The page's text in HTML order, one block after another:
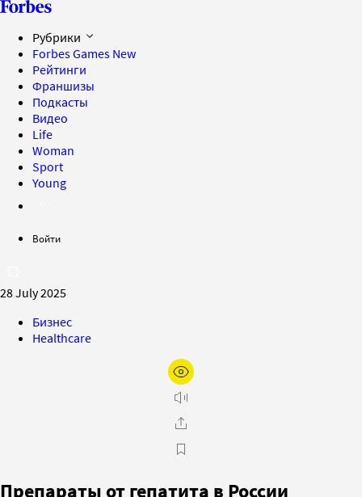
Рубрики
Forbes Games New
Рейтинги
Франшизы
Подкасты
Видео
Life
Woman
Sport
Young
Войти
28 July 2025
Бизнес
Healthcare
Препараты от гепатита в России